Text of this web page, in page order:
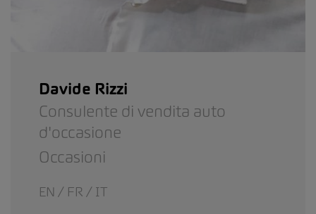
Davide Rizzi
Consulente di vendita auto
d'occasione
Occasioni
EN / FR / IT